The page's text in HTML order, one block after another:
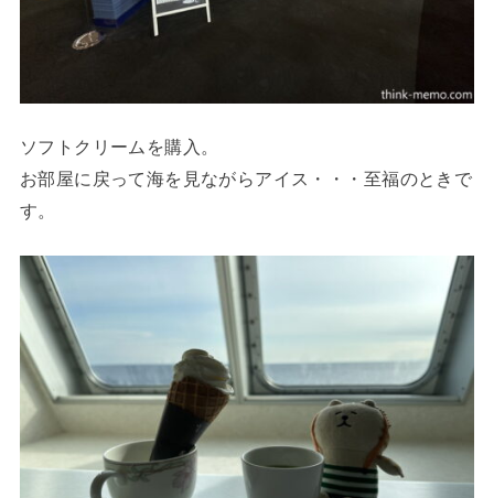
ソフトクリームを購入。
お部屋に戻って海を見ながらアイス・・・至福のときで
す。